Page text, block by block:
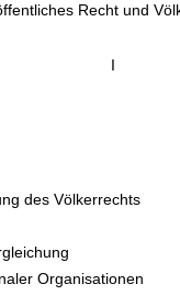
Recht und
I
des Völkerrechts
Organisationen